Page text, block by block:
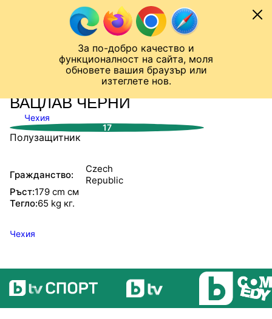
За по-добро качество и
функционалност на сайта, моля
обновете вашия браузър или
изтеглете нов.
Към съдържанието
Лига на Конференциите
СТАТИСТИКИ
ВАЦЛАВ ЧЕРНИ
Чехия
17
Полузащитник
Гражданство:
Czech
Republic
Ръст:179 cm см
Тегло:65 kg кг.
Чехия